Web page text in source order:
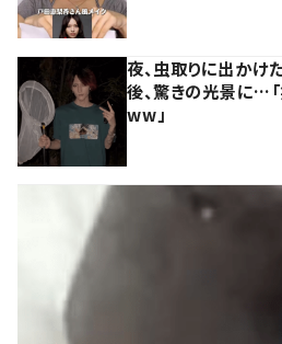
夜、虫取りに出か
後、驚きの光景に…「
ww」